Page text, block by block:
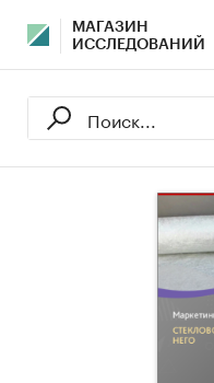
МАГАЗИН
ИССЛЕДОВАНИЙ